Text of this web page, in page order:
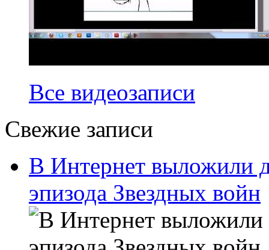
Все видеозаписи
Свежие записи
В Интернет выложили
эпизода Звездных войн